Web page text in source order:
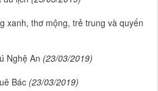
xanh, thơ mộng, trẻ trung và quyến
Nghệ An (23/03/2019)
Bác (23/03/2019)